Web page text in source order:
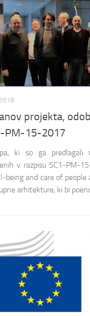
projekta,
PM-15-2017
ki so ga predlagali
v razpisu SC1-PM-
being and care of people
arhitekture, ki bi